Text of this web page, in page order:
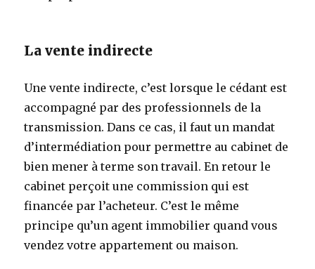
La vente indirecte
Une vente indirecte, c’est lorsque le cédant est
accompagné par des professionnels de la
transmission. Dans ce cas, il faut un mandat
d’intermédiation pour permettre au cabinet de
bien mener à terme son travail. En retour le
cabinet perçoit une commission qui est
financée par l’acheteur. C’est le même
principe qu’un agent immobilier quand vous
vendez votre appartement ou maison.